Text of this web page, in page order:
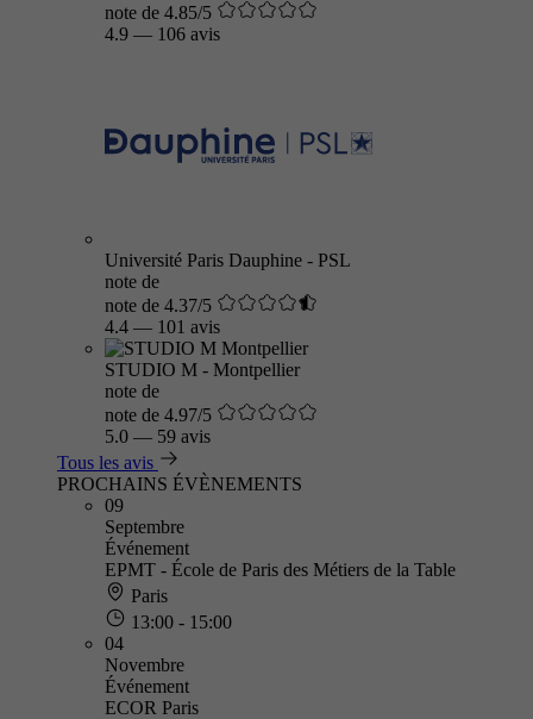
note de 4.85/5
4.9 — 106 avis
Université Paris Dauphine - PSL
note de
note de 4.37/5
4.4 — 101 avis
STUDIO M - Montpellier
note de
note de 4.97/5
5.0 — 59 avis
Tous les avis
PROCHAINS ÉVÈNEMENTS
09
Septembre
Événement
EPMT - École de Paris des Métiers de la Table
Paris
13:00 - 15:00
04
Novembre
Événement
ECOR Paris